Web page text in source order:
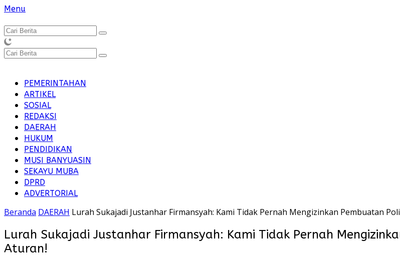
Langsung
konten
Menu
PEMERINTAHAN
ARTIKEL
SOSIAL
REDAKSI
DAERAH
HUKUM
PENDIDIKAN
MUSI BANYUASIN
SEKAYU MUBA
DPRD
ADVERTORIAL
Beranda DAERAH Lurah Sukajadi Justanhar Firmansyah: Kami Tidak Pernah Mengizinkan Pembuatan
Lurah Sukajadi Justanhar Firmansyah: Kami Tidak Pernah
Aturan!